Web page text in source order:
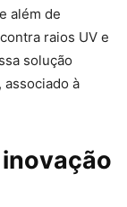
além de
raios UV e
solução
à